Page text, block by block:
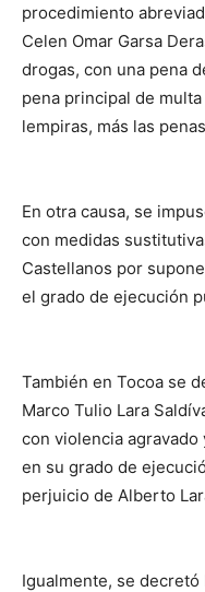
procedimiento
Celen Omar Garsa
drogas, con una pena
pena principal de
lempiras, más las
En otra causa, se
con medidas
Castellanos por
el grado de ejecución
También en Tocoa se
Marco Tulio Lara
con violencia
en su grado de
perjuicio de Alberto
Igualmente, se